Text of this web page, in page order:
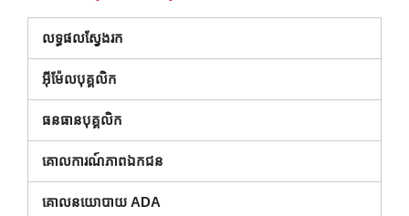
លទ្ធផលស្វែងរក
អ៊ីម៉ែលបុគ្គលិក
ធនធានបុគ្គលិក
គោលការណ៍ភាពឯកជន
គោលនយោបាយ ADA